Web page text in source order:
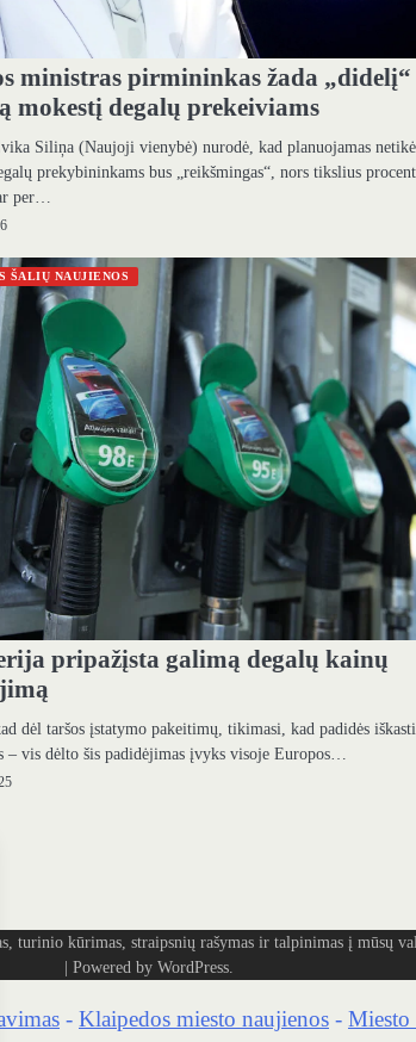
ministras pirmininkas žada „didelį“
mokestį degalų prekeiviams
Siliņa (Naujoji vienybė) nurodė, kad planuojamas
prekybininkams bus „reikšmingas“, nors tikslius
per…
ŠALIŲ NAUJIENOS
pripažįsta galimą degalų kainų
dėl taršos įstatymo pakeitimų, tikimasi, kad padidės
– vis dėlto šis padidėjimas įvyks visoje Europos…
kūrimas, straipsnių rašymas ir talpinimas į mūsų
| Powered by WordPress
- Klaipedos miesto naujienos - Miesto